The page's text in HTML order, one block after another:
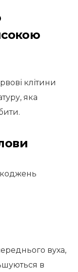
клітини
яка
вуха,
в